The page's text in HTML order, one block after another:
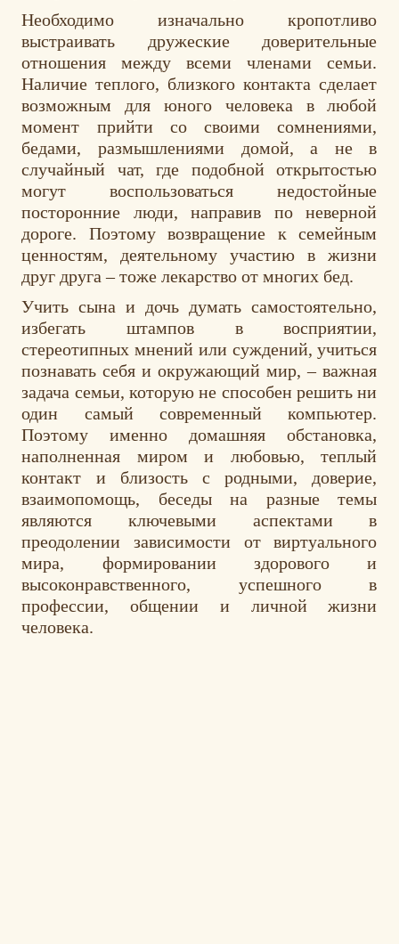
Необходимо изначально кропотливо
выстраивать дружеские доверительные
отношения между всеми членами семьи.
Наличие теплого, близкого контакта сделает
возможным для юного человека в любой
момент прийти со своими сомнениями,
бедами, размышлениями домой, а не в
случайный чат, где подобной открытостью
могут воспользоваться недостойные
посторонние люди, направив по неверной
дороге. Поэтому возвращение к семейным
ценностям, деятельному участию в жизни
друг друга – тоже лекарство от многих бед.
Учить сына и дочь думать самостоятельно,
избегать штампов в восприятии,
стереотипных мнений или суждений, учиться
познавать себя и окружающий мир, – важная
задача семьи, которую не способен решить ни
один самый современный компьютер.
Поэтому именно домашняя обстановка,
наполненная миром и любовью, теплый
контакт и близость с родными, доверие,
взаимопомощь, беседы на разные темы
являются ключевыми аспектами в
преодолении зависимости от виртуального
мира, формировании здорового и
высоконравственного, успешного в
профессии, общении и личной жизни
человека.